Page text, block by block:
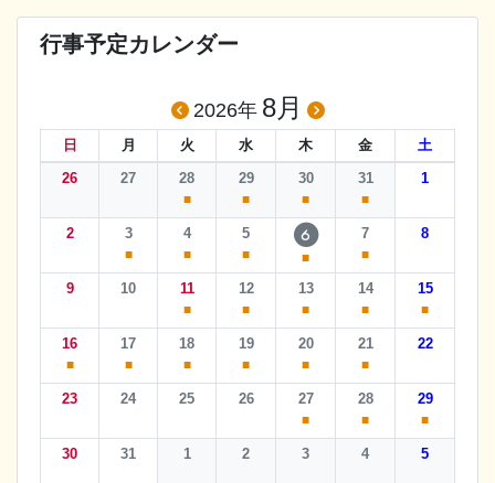
行事予定カレンダー
2026年 8月
日 月 火 水 木 金
土
26
27 28
■
29
■
30
■
31
■
1
2 3
■
4
■
5
■
6
■
7
■
8
9 10 11
■
12
■
13
■
14
■
15
■
16
■
17
■
18
■
19
■
20
■
21
■
22
23 24 25 26 27
■
28
■
29
■
30 31 1 2 3 4 5